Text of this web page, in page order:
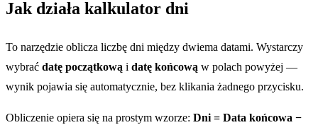
Jak działa kalkulator dni
To narzędzie oblicza liczbę dni między dwiema datami. Wystarczy
wybrać datę początkową i datę końcową w polach powyżej —
wynik pojawia się automatycznie, bez klikania żadnego przycisku.
Obliczenie opiera się na prostym wzorze: Dni = Data końcowa −